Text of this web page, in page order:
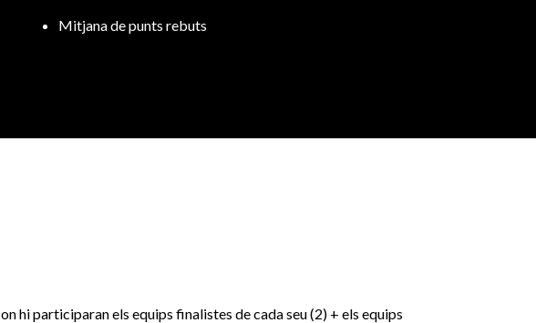
Mitjana de punts rebuts
on hi participaran els equips finalistes de cada seu (2) + els equips